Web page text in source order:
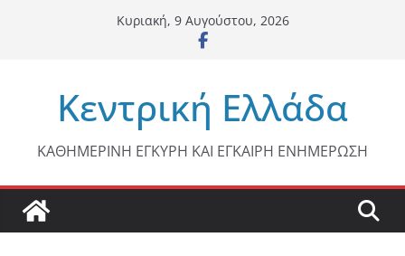
Κυριακή, 9 Αυγούστου, 2026
Κεντρική Ελλάδα
ΚΑΘΗΜΕΡΙΝΗ ΕΓΚΥΡΗ ΚΑΙ ΕΓΚΑΙΡΗ ΕΝΗΜΕΡΩΣΗ